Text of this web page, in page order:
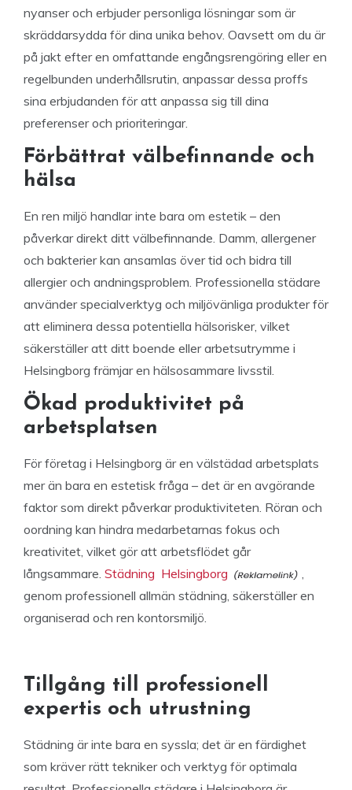
nyanser och erbjuder personliga lösningar som är
skräddarsydda för dina unika behov. Oavsett om du är
på jakt efter en omfattande engångsrengöring eller en
regelbunden underhållsrutin, anpassar dessa proffs
sina erbjudanden för att anpassa sig till dina
preferenser och prioriteringar.
Förbättrat välbefinnande och
hälsa
En ren miljö handlar inte bara om estetik – den
påverkar direkt ditt välbefinnande. Damm, allergener
och bakterier kan ansamlas över tid och bidra till
allergier och andningsproblem. Professionella städare
använder specialverktyg och miljövänliga produkter för
att eliminera dessa potentiella hälsorisker, vilket
säkerställer att ditt boende eller arbetsutrymme i
Helsingborg främjar en hälsosammare livsstil.
Ökad produktivitet på
arbetsplatsen
För företag i Helsingborg är en välstädad arbetsplats
mer än bara en estetisk fråga – det är en avgörande
faktor som direkt påverkar produktiviteten. Röran och
oordning kan hindra medarbetarnas fokus och
kreativitet, vilket gör att arbetsflödet går
långsammare. Städning Helsingborg
,
genom professionell allmän städning, säkerställer en
organiserad och ren kontorsmiljö.
Tillgång till professionell
expertis och utrustning
Städning är inte bara en syssla; det är en färdighet
som kräver rätt tekniker och verktyg för optimala